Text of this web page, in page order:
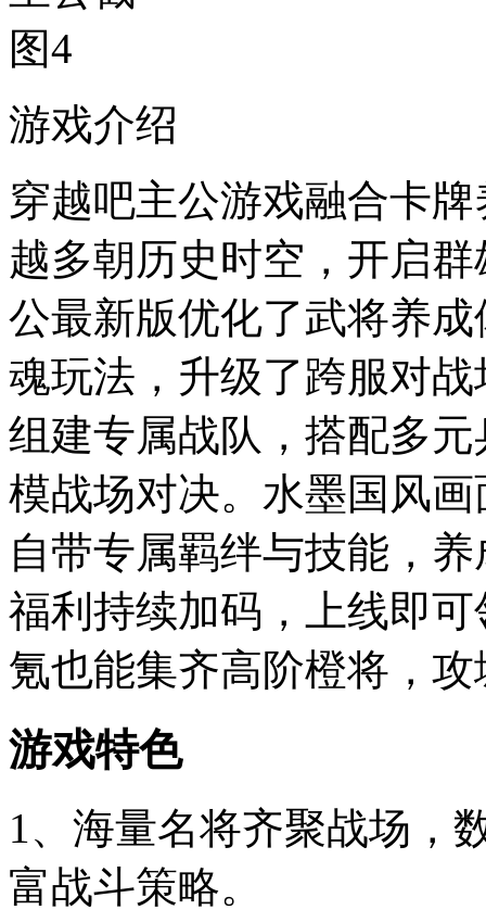
游戏介绍
穿越吧主公游戏融合卡
越多朝历史时空，开启
公最新版优化了武将养
魂玩法，升级了跨服对
组建专属战队，搭配多
模战场对决。水墨国风
自带专属羁绊与技能，
福利持续加码，上线即
氪也能集齐高阶橙将，
游戏特色
1、海量名将齐聚战场，
富战斗策略。